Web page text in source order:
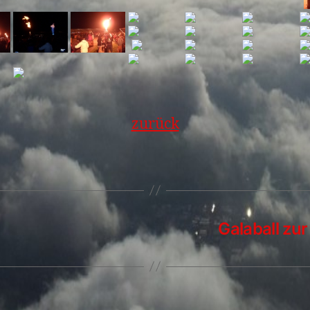
zurück
Galaball